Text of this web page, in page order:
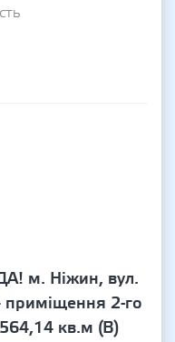
м. Ніжин, вул.
2-го
кв.м (В)